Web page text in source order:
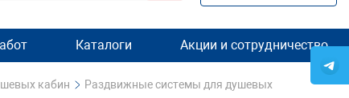
Каталоги Акции и сотрудничество
кабин Раздвижные сиcтемы для душевых